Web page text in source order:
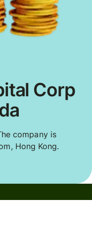
Corp
company is
Hong Kong.